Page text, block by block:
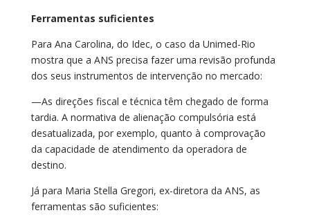
Ferramentas suficientes
Para Ana Carolina, do Idec, o caso da Unimed-Rio
mostra que a ANS precisa fazer uma revisão profunda
dos seus instrumentos de intervenção no mercado:
—As direções fiscal e técnica têm chegado de forma
tardia. A normativa de alienação compulsória está
desatualizada, por exemplo, quanto à comprovação
da capacidade de atendimento da operadora de
destino.
Já para Maria Stella Gregori, ex-diretora da ANS, as
ferramentas são suficientes: